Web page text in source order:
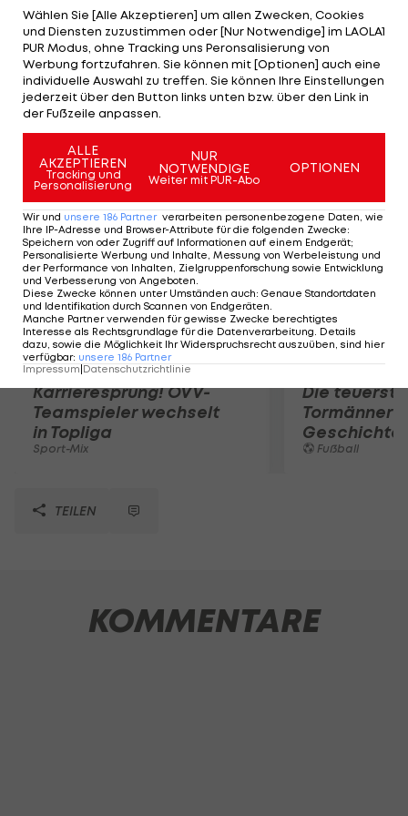
Entwicklungspotenzial gibt oder ob es einer
Neuentwicklung bedarf, um den Mercedes-
Standard zu erreichen", erklärt Red-Bull-Boss Didi
Mateschitz. Seit Längerem kursieren Gerüchte um
einen möglichen Wechsel des Antriebspartners.
"Alternativen gibt es immer", sagt Mateschitz.
Mehr zum Thema
Karrieresprung! ÖVV-
Teamspieler wechselt
in Topliga
Sport-Mix
Die
Tormänner
Geschichte
Fußball
TEILEN
KOMMENTARE
Wählen Sie [Alle Akzeptieren] um allen Zwecken, Cookies
und Diensten zuzustimmen oder [Nur Notwendige] im LAOLA1
PUR Modus, ohne Tracking uns Peronsalisierung von
Werbung fortzufahren. Sie können mit [Optionen] auch eine
individuelle Auswahl zu treffen. Sie können Ihre Einstellungen
jederzeit über den Button links unten bzw. über den Link in
der Fußzeile anpassen.
ALLE
AKZEPTIEREN
Tracking und
Personalisierung
NUR
NOTWENDIGE
Weiter mit PUR-Abo
OPTIONEN
Wir und unsere 186 Partner verarbeiten personenbezogene Daten, wie
Ihre IP-Adresse und Browser-Attribute für die folgenden Zwecke:
Speichern von oder Zugriff auf Informationen auf einem Endgerät;
Personalisierte Werbung und Inhalte, Messung von Werbeleistung und
der Performance von Inhalten, Zielgruppenforschung sowie Entwicklung
und Verbesserung von Angeboten.
Diese Zwecke können unter Umständen auch: Genaue Standortdaten
und Identifikation durch Scannen von Endgeräten.
Manche Partner verwenden für gewisse Zwecke berechtigtes
Interesse als Rechtsgrundlage für die Datenverarbeitung. Details
dazu, sowie die Möglichkeit Ihr Widerspruchsrecht auszuüben, sind hier
verfügbar: unsere 186 Partner
Impressum Datenschutzrichtlinie